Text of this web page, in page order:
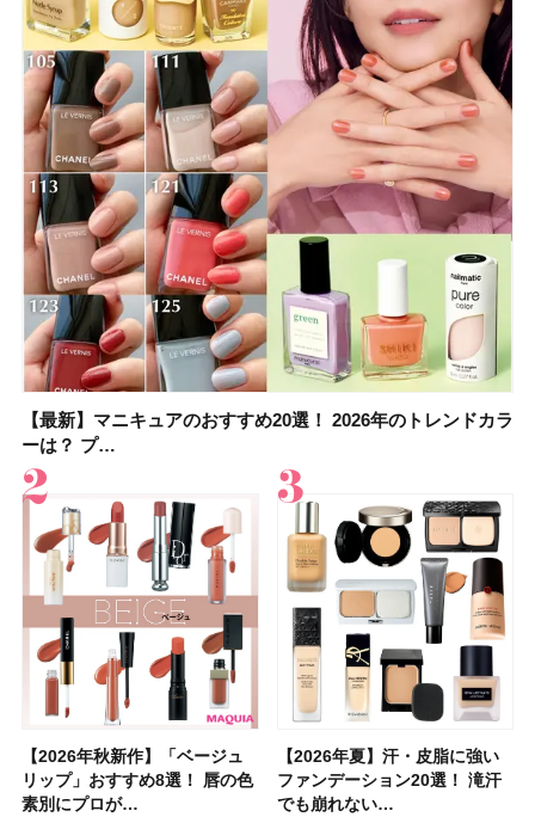
【最新】マニキュアのおすすめ20選！ 2026年のトレンドカラ
ーは？ プ…
【2026年秋新作】「ベージュ
リップ」おすすめ8選！ 唇の色
素別にプロが…
【2026年夏】汗・皮脂に強い
ファンデーション20選！ 滝汗
でも崩れない…
【石井美保さん】おすすめの「ブライトニング」11選！ スキ
ンケアからサプ…
【2026年夏】汗に強い日焼け
止めのおすすめ13選！ 汗で塗
膜が強化され…
【クリスマスコフレ2026】ク
リニークのホリデーコフレを一
挙紹介！ 人気…
【最新】マニキュアのおすすめ20選！ 2026年のトレンドカラ
ーは？ プ…
【2026年秋新作】「ベージュ
リップ」おすすめ8選！ 唇の色
素別にプロが…
【2026年夏】汗・皮脂に強い
ファンデーション20選！ 滝汗
でも崩れない…
【2026夏】「香水・フレグランス」ランキングTOP5！＜美
容マニア・マ…
【2026夏】「リップケア」ラ
ンキングTOP5！＜美容マニア
集団・マキア…
【デパコスのネイルオイル10
選】プレゼントにおすすめ！ケ
ア効果、ビジュ、…
【5分で万能！ 夏レシピ】「万能ねぎ塩だれ」の作り方＆ア
レンジレシピ2品
【おすすめダイエットサプリ８
選】食べすぎた日をサポート！
選び方＆糖質・脂…
【40代以上の髪悩み おすすめ
アイテム15選】“白髪・薄毛・
うねり”に最…
【2026年夏】40代におすすめの髪型30選！ 若く見える・手
入れが楽な…
【2026年夏】おすすめの髪型
36選！ショート・ボブ・ミディ
アム・ロング…
【最新】髪のうねり・広がり・
くせ毛におすすめのシャンプー
17選
【鈴木えみさんの愛用品30選】コスメ・スキンケア・ヘアケ
アetc.お気に…
【読者プレゼント】羽の見えな
いハンディファン
「baramood」を3名様…
【2026年8月の一粒万倍日】お
すすめの開運コスメ＆美容アイ
テム10選！
【限定】&be「リップカラーデュオ 01 ピンクベージュ」レビ
ュー｜落ち…
【スック2026新作】秋コレク
ションを全品スウォッチ&イエ
ベブルベ分け！
LUNASOLアイカラーレーショ
ンN EX17Evening Muse …